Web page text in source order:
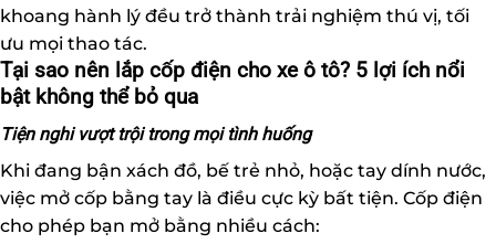
khoang hành lý đều trở thành trải nghiệm thú vị, tối
ưu mọi thao tác.
Tại sao nên lắp cốp điện cho xe ô tô? 5 lợi ích nổi
bật không thể bỏ qua
Tiện nghi vượt trội trong mọi tình huống
Khi đang bận xách đồ, bế trẻ nhỏ, hoặc tay dính nước,
việc mở cốp bằng tay là điều cực kỳ bất tiện. Cốp điện
cho phép bạn mở bằng nhiều cách: